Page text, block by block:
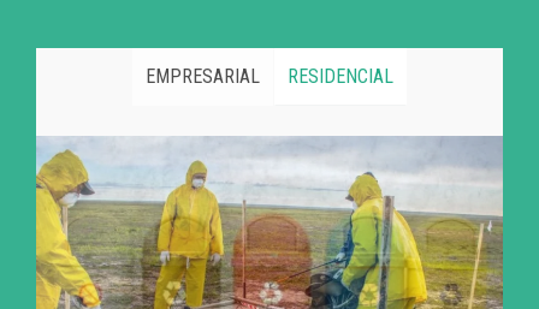
EMPRESARIAL RESIDENCIAL